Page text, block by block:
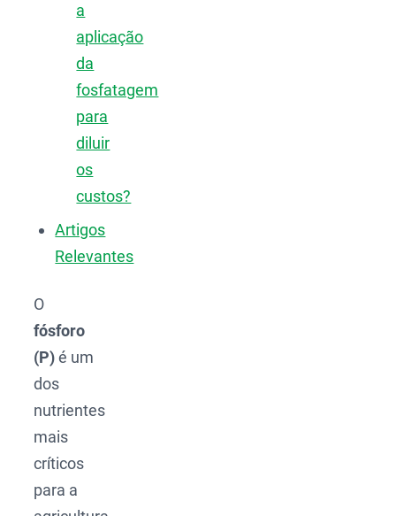
a
aplicação
da
fosfatagem
para
diluir
os
custos?
Artigos
Relevantes
O
fósforo
(P)é um
dos
nutrientes
mais
críticos
para a